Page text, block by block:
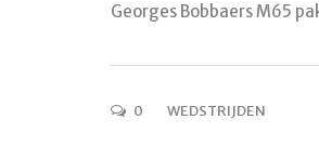
Georges Bobbaers M65
0 WEDSTRIJDEN